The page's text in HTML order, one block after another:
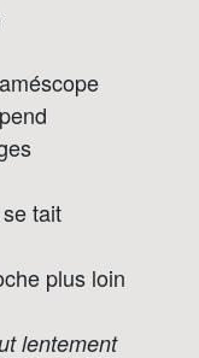
tait
plus loin
lentement